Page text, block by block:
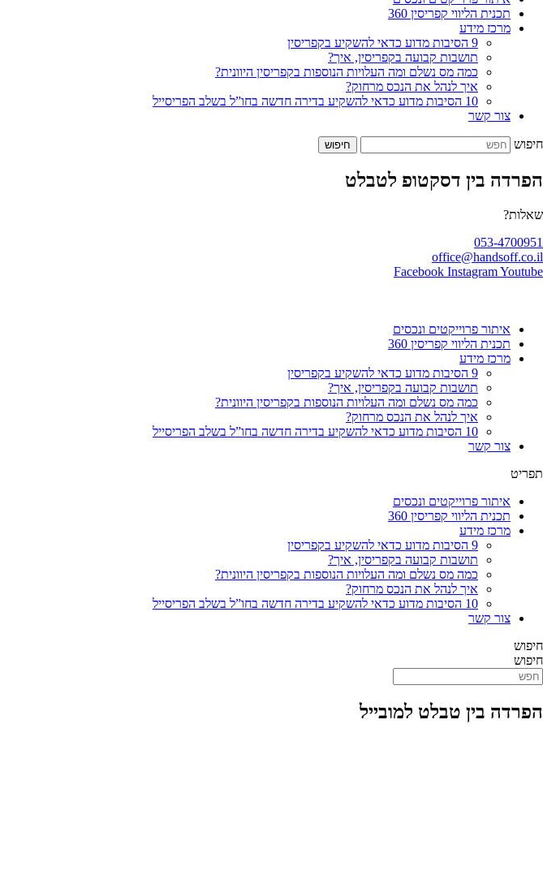
תכנית הליווי קפריסין 360
מרכז מידע
9 הסיבות מדוע כדאי להשקיע בקפריסין
תושבות קבועה בקפריסין, איך?
כמה מס נשלם ומה העלויות הנוספות בקפריסין היוונית?
איך לנהל את הנכס מרחוק?
10 הסיבות מדוע כדאי להשקיע בדירה חדשה בחו”ל בשלב הפריסייל
צור קשר
חיפוש חיפוש
הפרדה בין דסקטופ לטבלט
שאלות?
053-4700951
office@handsoff.co.il
Facebook InstagramYoutube
איתור פרוייקטים ונכסים
תכנית הליווי קפריסין 360
מרכז מידע
9 הסיבות מדוע כדאי להשקיע בקפריסין
תושבות קבועה בקפריסין, איך?
כמה מס נשלם ומה העלויות הנוספות בקפריסין היוונית?
איך לנהל את הנכס מרחוק?
10 הסיבות מדוע כדאי להשקיע בדירה חדשה בחו”ל בשלב הפריסייל
צור קשר
תפריט
איתור פרוייקטים ונכסים
תכנית הליווי קפריסין 360
מרכז מידע
9 הסיבות מדוע כדאי להשקיע בקפריסין
תושבות קבועה בקפריסין, איך?
כמה מס נשלם ומה העלויות הנוספות בקפריסין היוונית?
איך לנהל את הנכס מרחוק?
10 הסיבות מדוע כדאי להשקיע בדירה חדשה בחו”ל בשלב הפריסייל
צור קשר
חיפוש
חיפוש
הפרדה בין טבלט למובייל